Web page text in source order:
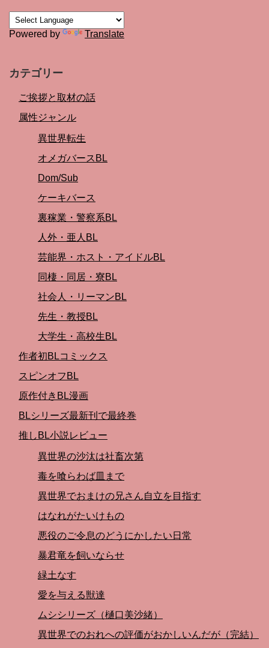
Powered by Translate
カテゴリー
ご挨拶と取材の話
属性ジャンル
異世界転生
オメガバースBL
Dom/Sub
ケーキバース
裏稼業・警察系BL
人外・亜人BL
芸能界・ホスト・アイドルBL
同棲・同居・寮BL
社会人・リーマンBL
先生・教授BL
大学生・高校生BL
作者初BLコミックス
スピンオフBL
原作付きBL漫画
BLシリーズ最新刊で最終巻
推しBL小説レビュー
異世界の沙汰は社畜次第
毒を喰らわば皿まで
異世界でおまけの兄さん自立を目指す
はなれがたいけもの
悪役のご令息のどうにかしたい日常
暴君竜を飼いならせ
緑土なす
愛を与える獣達
ムシシリーズ（樋口美沙緒）
異世界でのおれへの評価がおかしいんだが（完結）